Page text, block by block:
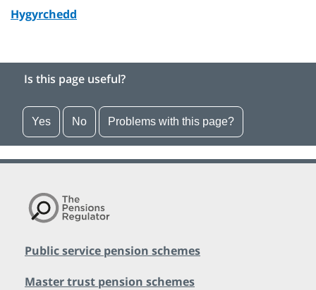
Hygyrchedd
Is this page useful?
Yes No Problems with this page?
Public service pension schemes
Master trust pension schemes